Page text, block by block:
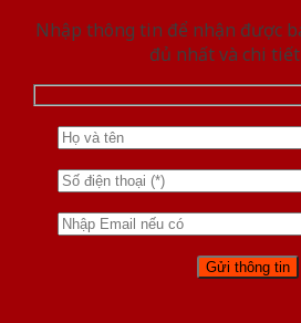
Nhập thông tin để nhận được
đủ nhất và chi